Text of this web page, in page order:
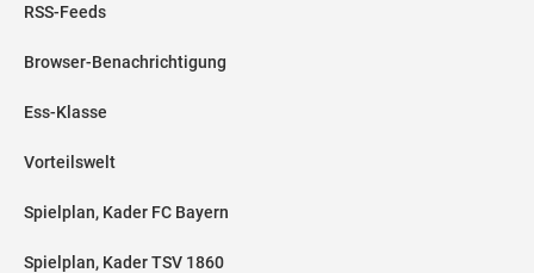
RSS-Feeds
Browser-Benachrichtigung
Ess-Klasse
Vorteilswelt
Spielplan, Kader FC Bayern
Spielplan, Kader TSV 1860